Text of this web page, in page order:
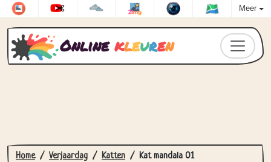
Meer
Online kleuren
Home Verjaardag Katten Kat mandala 01